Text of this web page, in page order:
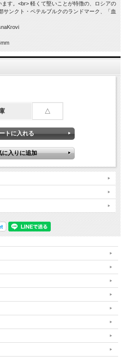
す。<br> 軽くて堅いことが特徴の、ロシアの
サンクト・ペテルブルクのランドマーク、「血
△